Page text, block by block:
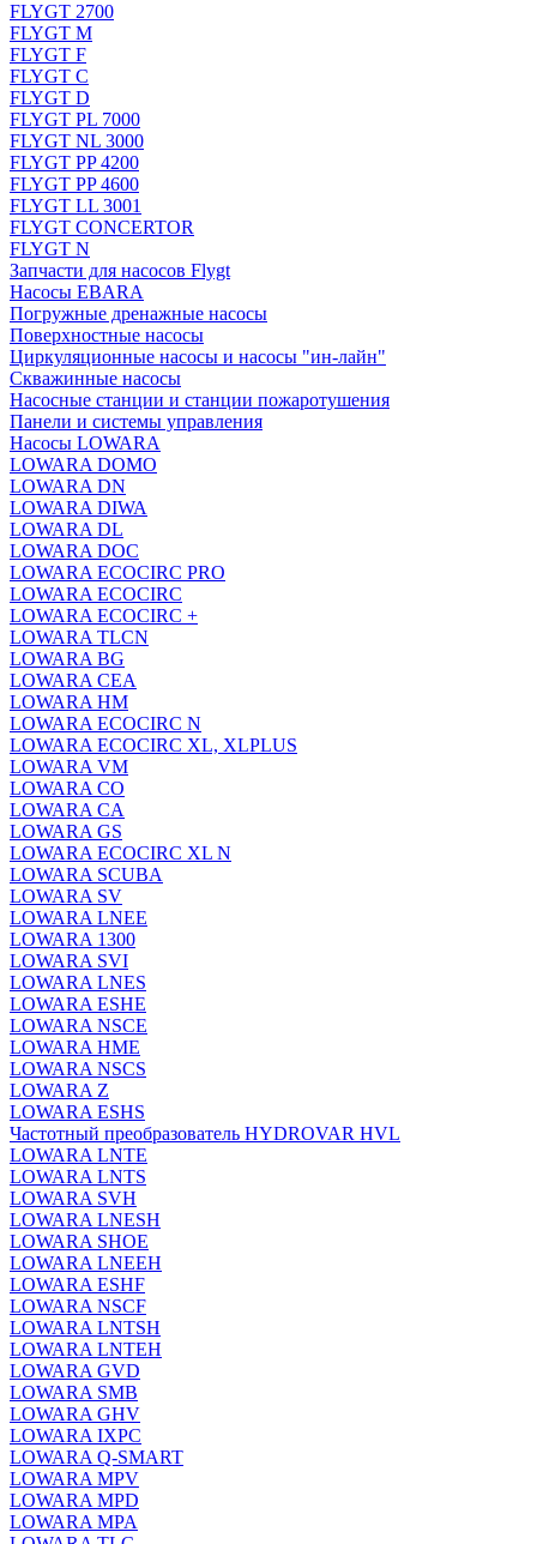
FLYGT 2700
FLYGT M
FLYGT F
FLYGT C
FLYGT D
FLYGT PL 7000
FLYGT NL 3000
FLYGT PP 4200
FLYGT PP 4600
FLYGT LL 3001
FLYGT CONCERTOR
FLYGT N
Запчасти для насосов Flygt
Насосы EBARA
Погружные дренажные насосы
Поверхностные насосы
Циркуляционные насосы и насосы "ин-лайн"
Скважинные насосы
Насосные станции и станции пожаротушения
Панели и системы управления
Насосы LOWARA
LOWARA DOMO
LOWARA DN
LOWARA DIWA
LOWARA DL
LOWARA DOC
LOWARA ECOCIRC PRO
LOWARA ECOCIRC
LOWARA ECOCIRC +
LOWARA TLCN
LOWARA BG
LOWARA CEA
LOWARA HM
LOWARA ECOCIRC N
LOWARA ECOCIRC XL, XLPLUS
LOWARA VM
LOWARA CO
LOWARA CA
LOWARA GS
LOWARA ECOCIRC XL N
LOWARA SCUBA
LOWARA SV
LOWARA LNEE
LOWARA 1300
LOWARA SVI
LOWARA LNES
LOWARA ESHE
LOWARA NSCE
LOWARA HME
LOWARA NSCS
LOWARA Z
LOWARA ESHS
Частотный преобразователь HYDROVAR HVL
LOWARA LNTE
LOWARA LNTS
LOWARA SVH
LOWARA LNESH
LOWARA SHOE
LOWARA LNEEH
LOWARA ESHF
LOWARA NSCF
LOWARA LNTSH
LOWARA LNTEH
LOWARA GVD
LOWARA SMB
LOWARA GHV
LOWARA IXPС
LOWARA Q-SMART
LOWARA MPV
LOWARA MPD
LOWARA MPA